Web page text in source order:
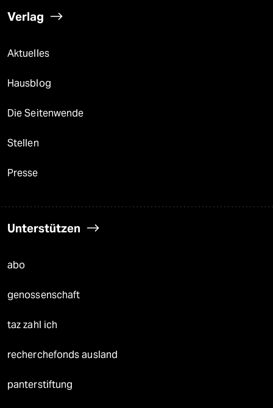
Verlag
Aktuelles
Hausblog
Die Seitenwende
Stellen
Presse
Unterstützen
abo
genossenschaft
taz zahl ich
recherchefonds ausland
panterstiftung